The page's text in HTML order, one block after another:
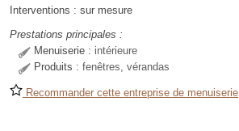
Interventions : sur mesure
Prestations principales :
Menuiserie : intérieure
Produits : fenêtres, vérandas
Recommander cette entreprise de menuiserie